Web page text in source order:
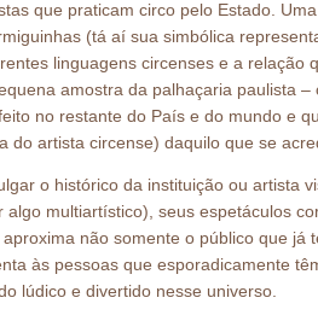
que praticam circo pelo Estado.
(tá aí sua simbólica
linguagens circenses e a relação
amostra da palhaçaria paulista
no restante do País e do mundo e
do artista circense) daquilo que se
o histórico da instituição ou artista
algo multiartístico), seus espetáculos
aproxima não somente o público que já
às pessoas que esporadicamente
lúdico e divertido nesse universo.